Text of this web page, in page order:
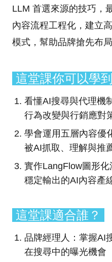
LLM 首選來源的技巧，
內容流程工程化，建立
模式，幫助品牌搶先布
這堂課你可以學到
看懂AI搜尋與代理機
行為改變與行銷應對
學會運用五層內容優
被AI抓取、理解與推
實作LangFlow圖形
穩定輸出的AI內容產
這堂課適合誰？
品牌經理人：掌握AI
在搜尋中的曝光機會